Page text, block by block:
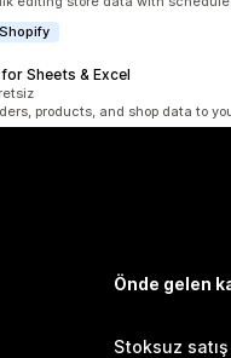
Sheets & Excel
products, and shop data to
Önde gelen
Stoksuz satış